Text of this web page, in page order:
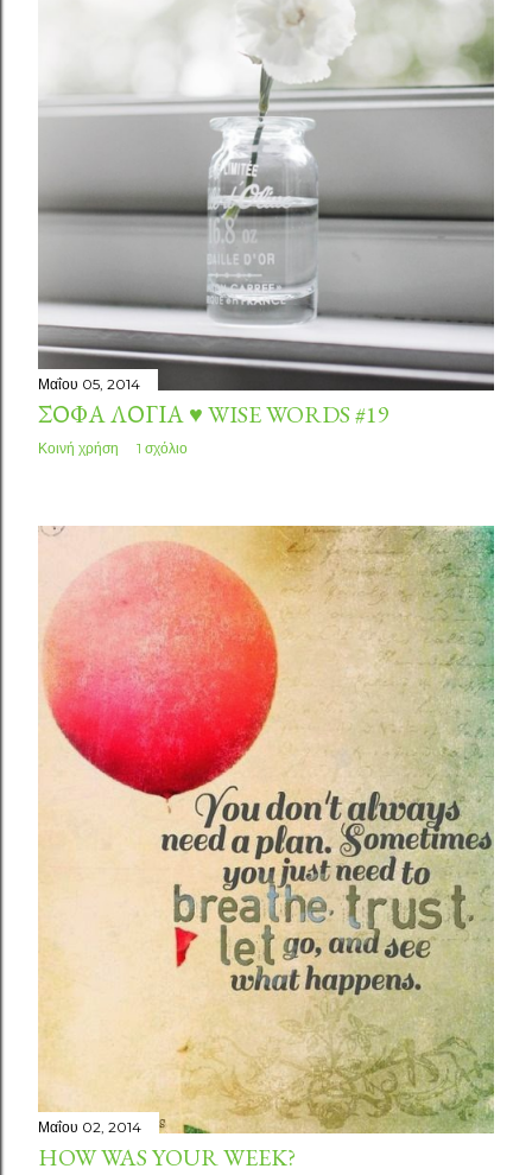
Μαΐου 05, 2014
ΣΟΦΆ ΛΌΓΙΑ ♥ WISE WORDS #19
Κοινή χρήση 1 σχόλιο
Μαΐου 02, 2014
HOW WAS YOUR WEEK?